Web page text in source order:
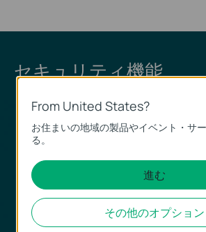
セキュリティ機能
From United States?
お住まいの地域の製品やイベント・サ
る。
進む
その他のオプション